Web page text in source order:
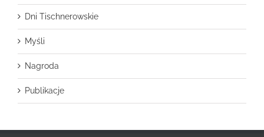
Dni Tischnerowskie
Myśli
Nagroda
Publikacje